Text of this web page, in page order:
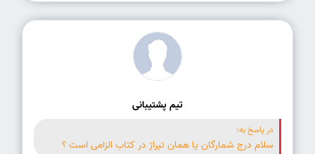
تیم پشتیبانی
در پاسخ به:
سلام درج شمارگان یا همان تیراژ در کتاب الزامی است ؟